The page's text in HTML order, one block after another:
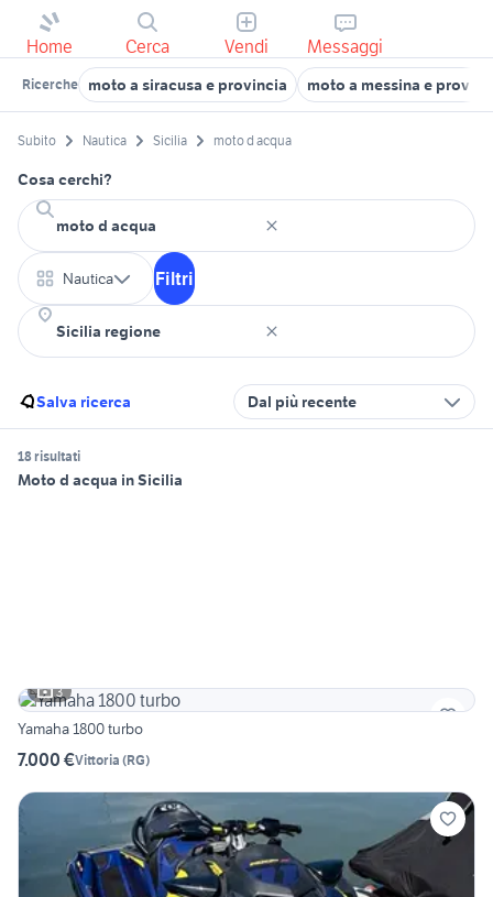
Home Cerca Vendi Messaggi
Ricerche moto a siracusa e provincia moto a messina e
Subito Nautica Sicilia moto d acqua
Cosa cerchi?
Nautica Filtri
Salva ricerca Dal più recente
18 risultati
Moto d acqua in Sicilia
3
Yamaha 1800 turbo
7.000 €Vittoria (RG)